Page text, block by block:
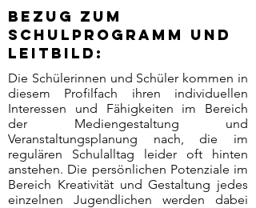
Bezug zum
Schulprogramm und
Leitbild:
Die Schülerinnen und Schüler kommen in
diesem Profilfach ihren individuellen
Interessen und Fähigkeiten im Bereich
der Mediengestaltung und
Veranstaltungsplanung nach, die im
regulären Schulalltag leider oft hinten
anstehen. Die persönlichen Potenziale im
Bereich Kreativität und Gestaltung jedes
einzelnen Jugendlichen werden dabei